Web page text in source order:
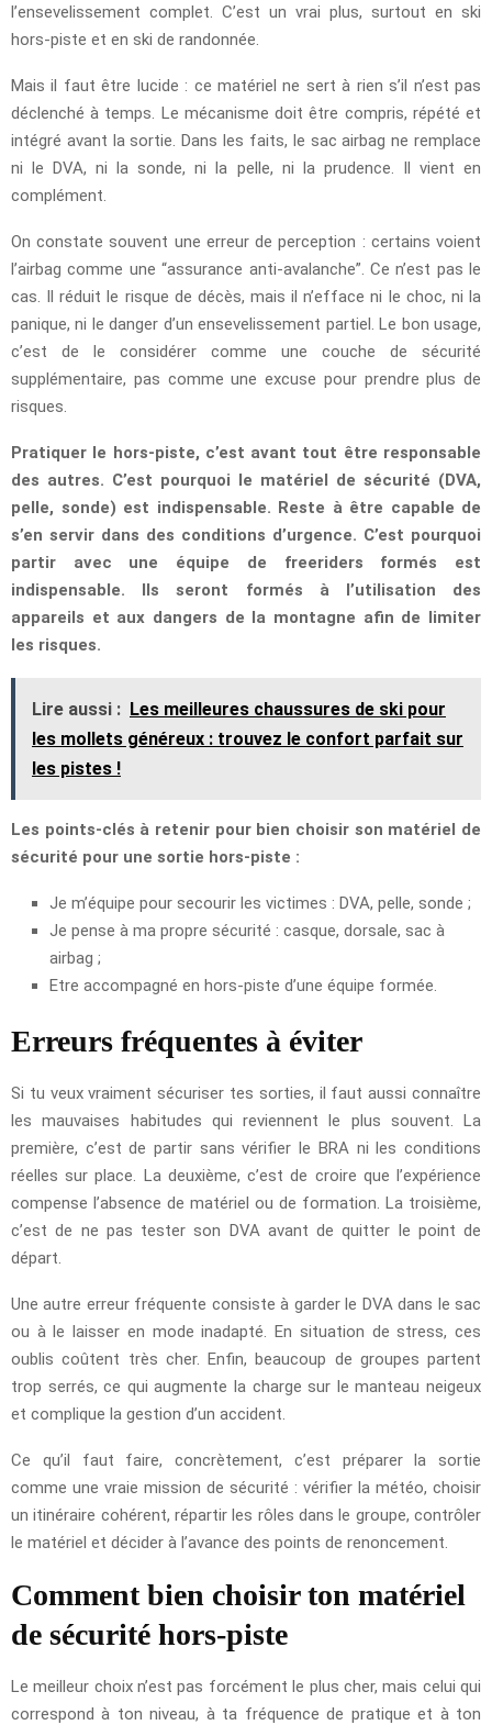
l’ensevelissement complet. C’est un vrai plus, surtout en ski
hors-piste et en ski de randonnée.
Mais il faut être lucide : ce matériel ne sert à rien s’il n’est pas
déclenché à temps. Le mécanisme doit être compris, répété et
intégré avant la sortie. Dans les faits, le sac airbag ne remplace
ni le DVA, ni la sonde, ni la pelle, ni la prudence. Il vient en
complément.
On constate souvent une erreur de perception : certains voient
l’airbag comme une “assurance anti-avalanche”. Ce n’est pas le
cas. Il réduit le risque de décès, mais il n’efface ni le choc, ni la
panique, ni le danger d’un ensevelissement partiel. Le bon usage,
c’est de le considérer comme une couche de sécurité
supplémentaire, pas comme une excuse pour prendre plus de
risques.
Pratiquer le hors-piste, c’est avant tout être responsable
des autres. C’est pourquoi le matériel de sécurité (DVA,
pelle, sonde) est indispensable. Reste à être capable de
s’en servir dans des conditions d’urgence. C’est pourquoi
partir avec une équipe de freeriders formés est
indispensable. Ils seront formés à l’utilisation des
appareils et aux dangers de la montagne afin de limiter
les risques.
Lire aussi : Les meilleures chaussures de ski pour
les mollets généreux : trouvez le confort parfait sur
les pistes !
Les points-clés à retenir pour bien choisir son matériel de
sécurité pour une sortie hors-piste :
Je m’équipe pour secourir les victimes : DVA, pelle, sonde ;
Je pense à ma propre sécurité : casque, dorsale, sac à
airbag ;
Etre accompagné en hors-piste d’une équipe formée.
Erreurs fréquentes à éviter
Si tu veux vraiment sécuriser tes sorties, il faut aussi connaître
les mauvaises habitudes qui reviennent le plus souvent. La
première, c’est de partir sans vérifier le BRA ni les conditions
réelles sur place. La deuxième, c’est de croire que l’expérience
compense l’absence de matériel ou de formation. La troisième,
c’est de ne pas tester son DVA avant de quitter le point de
départ.
Une autre erreur fréquente consiste à garder le DVA dans le sac
ou à le laisser en mode inadapté. En situation de stress, ces
oublis coûtent très cher. Enfin, beaucoup de groupes partent
trop serrés, ce qui augmente la charge sur le manteau neigeux
et complique la gestion d’un accident.
Ce qu’il faut faire, concrètement, c’est préparer la sortie
comme une vraie mission de sécurité : vérifier la météo, choisir
un itinéraire cohérent, répartir les rôles dans le groupe, contrôler
le matériel et décider à l’avance des points de renoncement.
Comment bien choisir ton matériel
de sécurité hors-piste
Le meilleur choix n’est pas forcément le plus cher, mais celui qui
correspond à ton niveau, à ta fréquence de pratique et à ton